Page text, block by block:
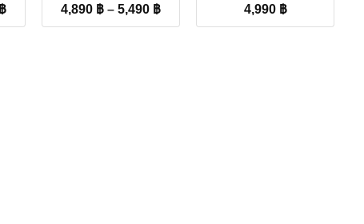
฿Price
range:
4,890 ฿ – 5,490 ฿Price
range:
4,990 ฿